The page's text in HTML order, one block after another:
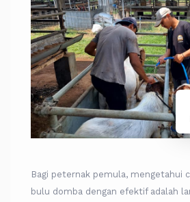
Bagi peternak pemula, mengetahui
bulu domba dengan efektif adalah